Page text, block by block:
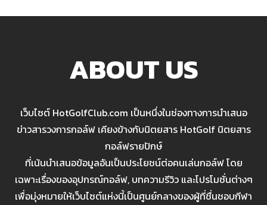
ABOUT US
เว็บไซต์ HotGolfClub.com เป็นหนึ่งในช่องทางการนำเสนอ
ข่าวสารวงการกอล์ฟ เคียงข้างกับนิตยสาร HotGolf นิตยสาร
กอล์ฟรายปักษ์
ที่เน้นนำเสนอข้อมูลอันเป็นประโยชน์ต่อคนเล่นกอล์ฟ โดย
เฉพาะเรื่องของอุปกรณ์กอล์ฟ, บทความรีวิว และโปรโมชั่นต่างๆ
เพื่อมุ่งหมายให้เว็บไซต์แห่งนี้เป็นศูนย์กลางของผู้ที่ชื่นชอบกีฬา